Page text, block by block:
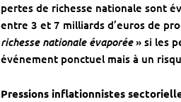
pertes de richesse nationale sont
entre 3 et 7 milliards d’euros de
richesse nationale évaporée» si les
événement ponctuel mais à un
Pressions inflationnistes